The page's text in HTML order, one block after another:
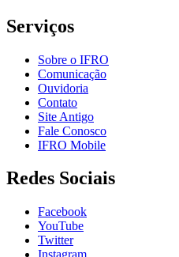
Serviços
Sobre o IFRO
Comunicação
Ouvidoria
Contato
Site Antigo
Fale Conosco
IFRO Mobile
Redes Sociais
Facebook
YouTube
Twitter